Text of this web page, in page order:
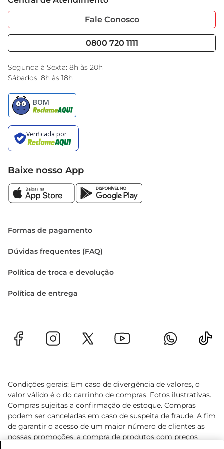
Sobre Privacidade
Portal do Fornecedo
Nossas Lojas
Garantia Estendida
Serviços
Black Friday
Encarte do Dia
Fale Conosco
0800 720 1111
Segunda à Sexta: 8h às 20h
Sábados: 8h às 18h
Baixe nosso App
Formas de pagamento
Dúvidas frequentes (FAQ)
Política de troca e devolução
Política de entrega
Condições gerais: Em caso de divergência de valores, o
valor válido é o do carrinho de compras. Fotos ilustrativas.
Compras sujeitas a confirmação de estoque. Compras
podem ser canceladas em caso de suspeita de fraude. A fim
de garantir o acesso de um maior número de clientes as
nossas promoções, a compra de produtos com preços